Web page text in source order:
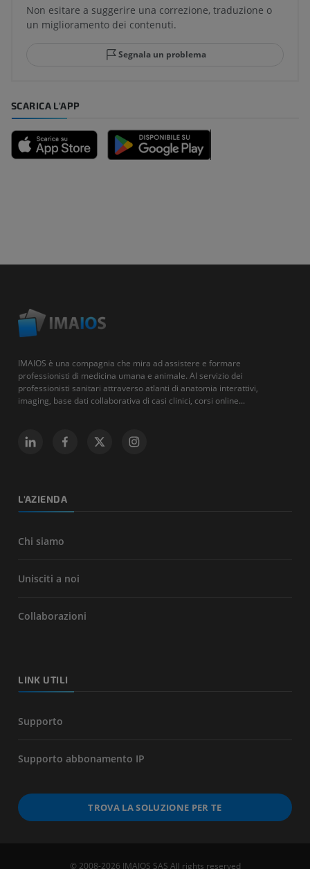
Non esitare a suggerire una correzione, traduzione o
un miglioramento dei contenuti.
Segnala un problema
SCARICA L'APP
IMAIOS è una compagnia che mira ad assistere e formare
professionisti di medicina umana e animale. Al servizio dei
professionisti sanitari attraverso atlanti di anatomia interattivi,
imaging, base dati collaborativa di casi clinici, corsi online...
L'AZIENDA
Chi siamo
Unisciti a noi
Collaborazioni
LINK UTILI
Supporto
Supporto abbonamento IP
TROVA LA SOLUZIONE PER TE
© 2008-2026 IMAIOS SAS All rights reserved